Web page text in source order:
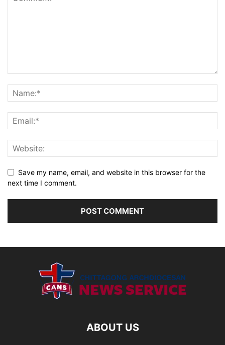
Save my name, email, and website in this browser for the
next time I comment.
ABOUT US